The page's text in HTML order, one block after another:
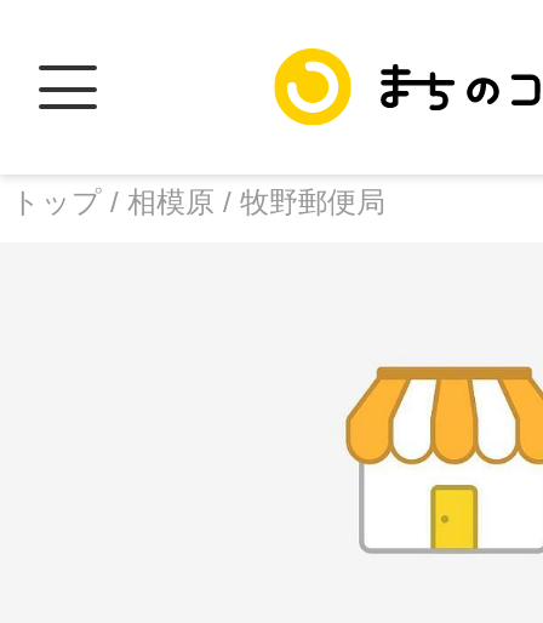
トップ / 相模原 / 牧野郵便局
加盟スポットに